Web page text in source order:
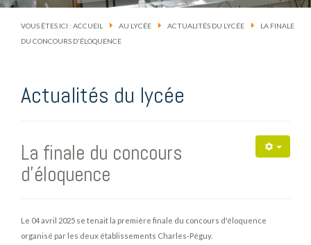
VOUS ÊTES ICI : ACCUEIL AU LYCÉE ACTUALITÉS DU LYCÉE
LA FINALE
DU CONCOURS D'ÉLOQUENCE
Actualités du lycée
La finale du concours
d'éloquence
Le 04 avril 2025 se tenait la première finale du concours d'éloquence
organisé par les deux établissements Charles-Péguy.